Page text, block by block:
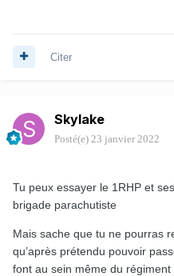
Citer
Skylake
Posté(e) 23 janvier 2022
Tu peux essayer le 1RHP et
brigade parachutiste
Mais sache que tu ne pourras
qu’après prétendu pouvoir
font au sein même du